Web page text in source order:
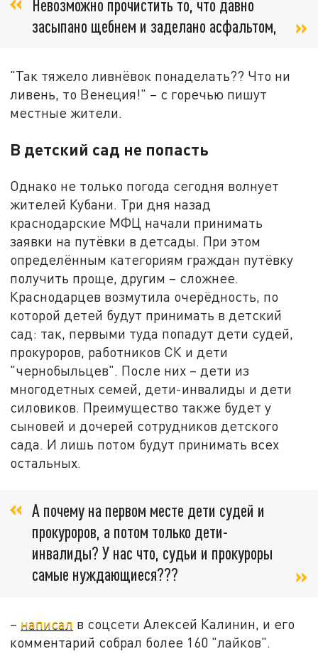
Невозможно прочистить то, что давно
засыпано щебнем и заделано асфальтом,
"Так тяжело ливнёвок понаделать?? Что ни
ливень, то Венеция!" – с горечью пишут
местные жители.
В детский сад не попасть
Однако не только погода сегодня волнует
жителей Кубани. Три дня назад
краснодарские МФЦ начали принимать
заявки на путёвки в детсады. При этом
определённым категориям граждан путёвку
получить проще, другим – сложнее.
Краснодарцев возмутила очерёдность, по
которой детей будут принимать в детский
сад: так, первыми туда попадут дети судей,
прокуроров, работников СК и дети
"чернобыльцев". После них – дети из
многодетных семей, дети-инвалиды и дети
силовиков. Преимущество также будет у
сыновей и дочерей сотрудников детского
сада. И лишь потом будут принимать всех
остальных.
А почему на первом месте дети судей и
прокуроров, а потом только дети-
инвалиды? У нас что, судьи и прокуроры
самые нуждающиеся???
– написал в соцсети Алексей Калинин, и его
комментарий собрал более 160 "лайков".